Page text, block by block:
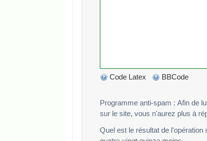
Code Latex BBCode
Programme anti-spam : Afin de lutter
sur le site, vous n'aurez plus à
Quel est le résultat de